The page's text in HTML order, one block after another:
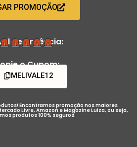
PROMOÇÃO
de Urgência:
o Cupom:
MELIVALE12
Encontramos promoção nos maiores
Livre, Amazon e Magazine Luiza, ou seja,
produtos 100% seguros.